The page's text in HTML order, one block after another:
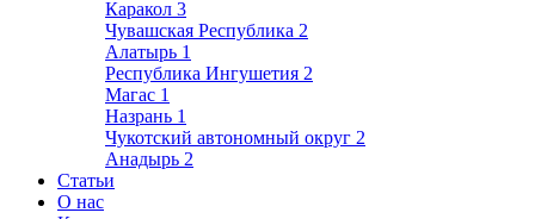
Каракол 3
Чувашская Республика 2
Алатырь 1
Республика Ингушетия 2
Магас 1
Назрань 1
Чукотский автономный округ 2
Анадырь 2
Статьи
О нас